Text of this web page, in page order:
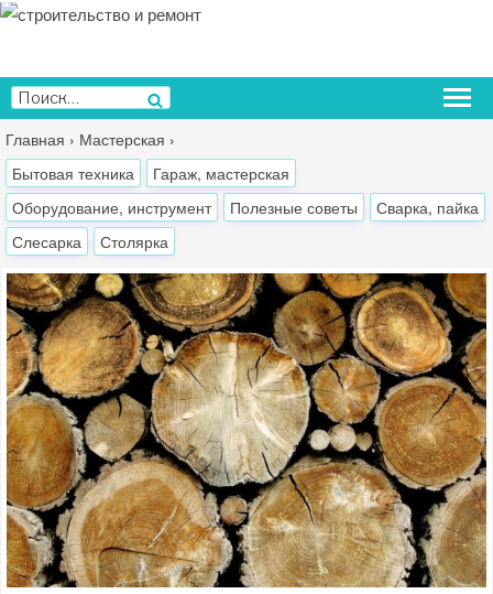
Перейти
содержимому
Искать:
Поиск
Главная › Мастерская ›
Бытовая техника
Гараж, мастерская
Оборудование, инструмент
Полезные советы
Сварка, пайка
Слесарка
Столярка